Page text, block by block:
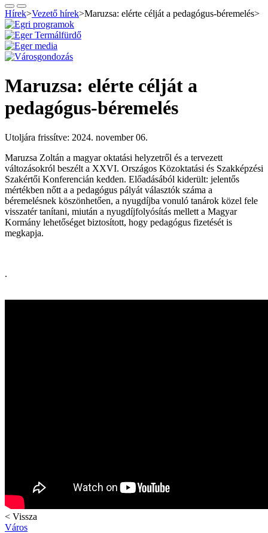
Hírek>Vezető hírek>Maruzsa: elérte célját a pedagógus-béremelés>
Maruzsa: elérte célját a
pedagógus-béremelés
Utoljára frissítve: 2024. november 06.
Maruzsa Zoltán a magyar oktatási helyzetről és a tervezett
változásokról beszélt a XXVI. Országos Közoktatási és Szakképzési
Szakértői Konferencián kedden. Előadásából kiderült: jelentős
mértékben nőtt a a pedagógus pályát választók száma a
béremelésnek köszönhetően, a nyugdíjba vonuló tanárok közel fele
visszatér tanítani, miután a nyugdíjfolyósítás mellett a Magyar
Kormány lehetőséget biztosított, hogy pedagógus fizetését is
megkapja.
.
< Vissza
Város